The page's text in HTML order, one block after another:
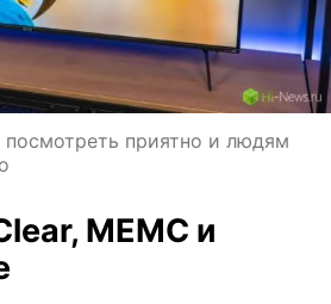
посмотреть приятно и людям
MEMC и